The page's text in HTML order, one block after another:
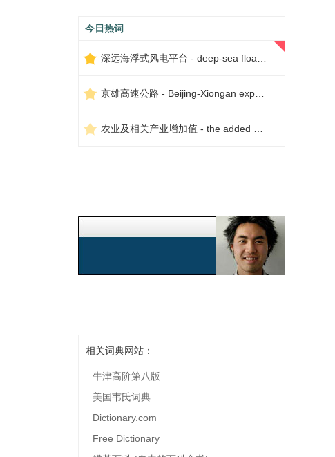
今日热词
相关词典网站：
牛津高阶第八版
美国韦氏词典
Dictionary.com
Free Dictionary